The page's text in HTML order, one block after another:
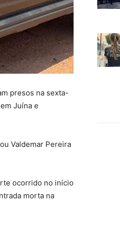
presos na sexta-
Juína e
Valdemar Pereira
ocorrido no início
morta na